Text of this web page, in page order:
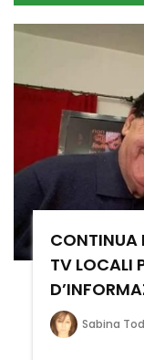
CONTINUA
TV LOCALI
Sabina